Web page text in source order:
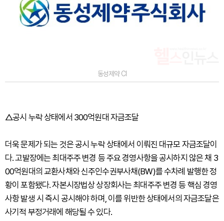
동성제약 CI
△공시 누락 상태에서 300억원대 자금조달
더욱 문제가 되는 것은 공시 누락 상태에서 이뤄진 대규모 자금조달이
다. 고발장에는 최대주주 변경 등 주요 경영사항을 공시하지 않은 채 3
00억원대의 교환사채와 신주인수권부사채(BW)를 수차례 발행한 정
황이 포함됐다. 자본시장법상 상장회사는 최대주주 변경 등 핵심 경영
사항 발생 시 즉시 공시해야 하며, 이를 위반한 상태에서의 자금조달은
사기적 부정거래에 해당될 수 있다.